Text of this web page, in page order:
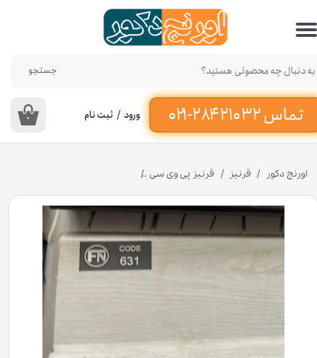
تماس ۳۲ ۲۱۰ ۲۸۴-۰۲۱‌
جستجو
۰ ورود / ثبت نام
حساب کاربری من
تغییر گذر واژه
سفارشات
خروج از حساب کاربری
اورنج دکور قرنیز قرنیز پی وی سی